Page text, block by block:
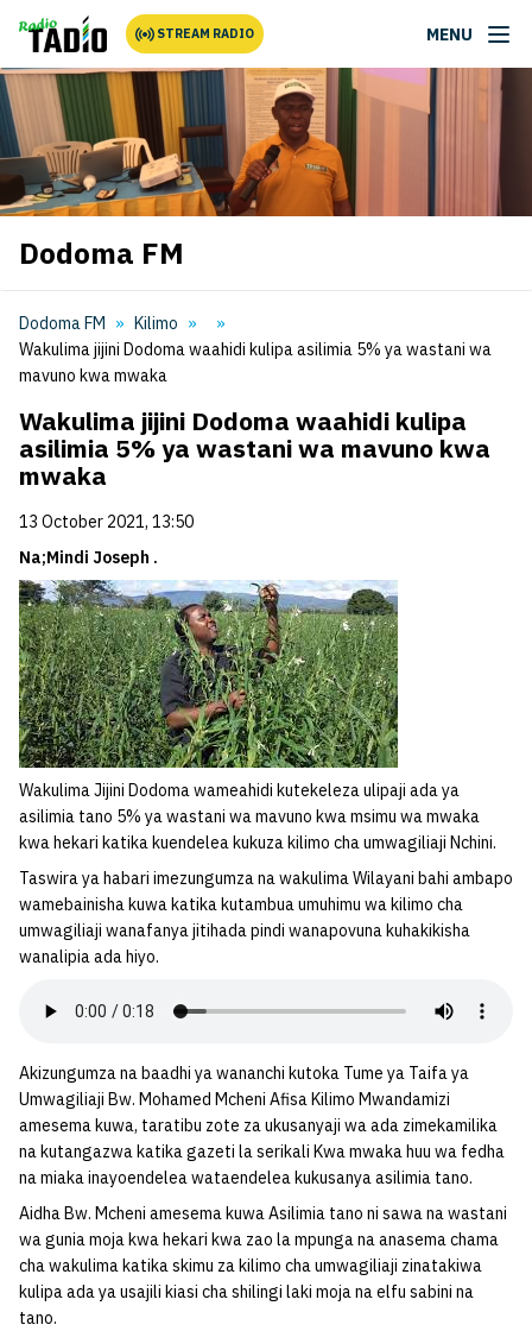
STREAM RADIO MENU
Dodoma FM
Dodoma FM
Kilimo
Wakulima jijini Dodoma waahidi kulipa asilimia 5% ya wastani wa
mavuno kwa mwaka
Wakulima jijini Dodoma waahidi kulipa
asilimia 5% ya wastani wa mavuno kwa
mwaka
13 October 2021, 13:50
Na;Mindi Joseph .
Wakulima Jijini Dodoma wameahidi kutekeleza ulipaji ada ya
asilimia tano 5% ya wastani wa mavuno kwa msimu wa mwaka
kwa hekari katika kuendelea kukuza kilimo cha umwagiliaji Nchini.
Taswira ya habari imezungumza na wakulima Wilayani bahi ambapo
wamebainisha kuwa katika kutambua umuhimu wa kilimo cha
umwagiliaji wanafanya jitihada pindi wanapovuna kuhakikisha
wanalipia ada hiyo.
Akizungumza na baadhi ya wananchi kutoka Tume ya Taifa ya
Umwagiliaji Bw. Mohamed Mcheni Afisa Kilimo Mwandamizi
amesema kuwa, taratibu zote za ukusanyaji wa ada zimekamilika
na kutangazwa katika gazeti la serikali Kwa mwaka huu wa fedha
na miaka inayoendelea wataendelea kukusanya asilimia tano.
Aidha Bw. Mcheni amesema kuwa Asilimia tano ni sawa na wastani
wa gunia moja kwa hekari kwa zao la mpunga na anasema chama
cha wakulima katika skimu za kilimo cha umwagiliaji zinatakiwa
kulipa ada ya usajili kiasi cha shilingi laki moja na elfu sabini na
tano.